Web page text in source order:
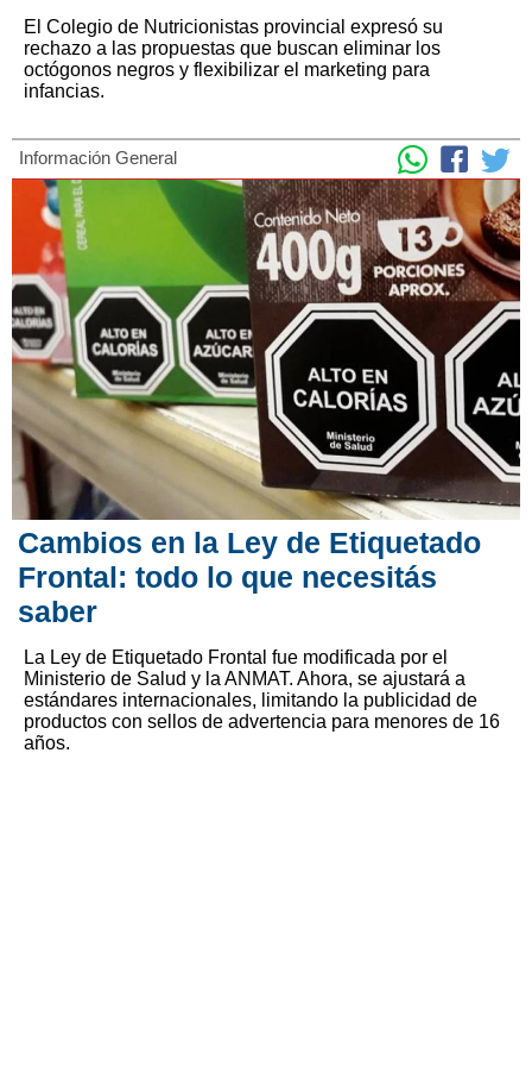
El Colegio de Nutricionistas provincial expresó su
rechazo a las propuestas que buscan eliminar los
octógonos negros y flexibilizar el marketing para
infancias.
Información General
Cambios en la Ley de Etiquetado
Frontal: todo lo que necesitás
saber
La Ley de Etiquetado Frontal fue modificada por el
Ministerio de Salud y la ANMAT. Ahora, se ajustará a
estándares internacionales, limitando la publicidad de
productos con sellos de advertencia para menores de 16
años.